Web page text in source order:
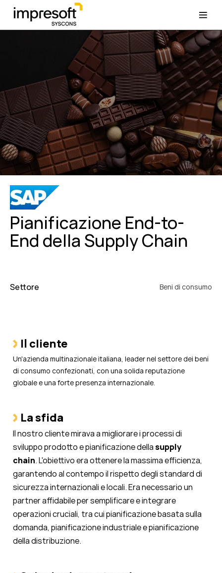
Pianificazione End-to-
End della Supply Chain
Settore Beni di consumo
Il cliente
Un'azienda multinazionale italiana, leader nel settore dei beni
di consumo confezionati, con una solida reputazione
globale e una forte presenza internazionale.
La sfida
Il nostro clientemirava a migliorare i processi di
sviluppo prodotto e pianificazione dellasupply
chain.L'obiettivo era ottenere la massima efficienza,
garantendo al contempo il rispetto degli standard di
sicurezza internazionali e locali. Era necessario un
partner affidabile per semplificare e integrare
operazioni cruciali, tra cui pianificazione basata sulla
domanda, pianificazione industriale e pianificazione
della distribuzione.